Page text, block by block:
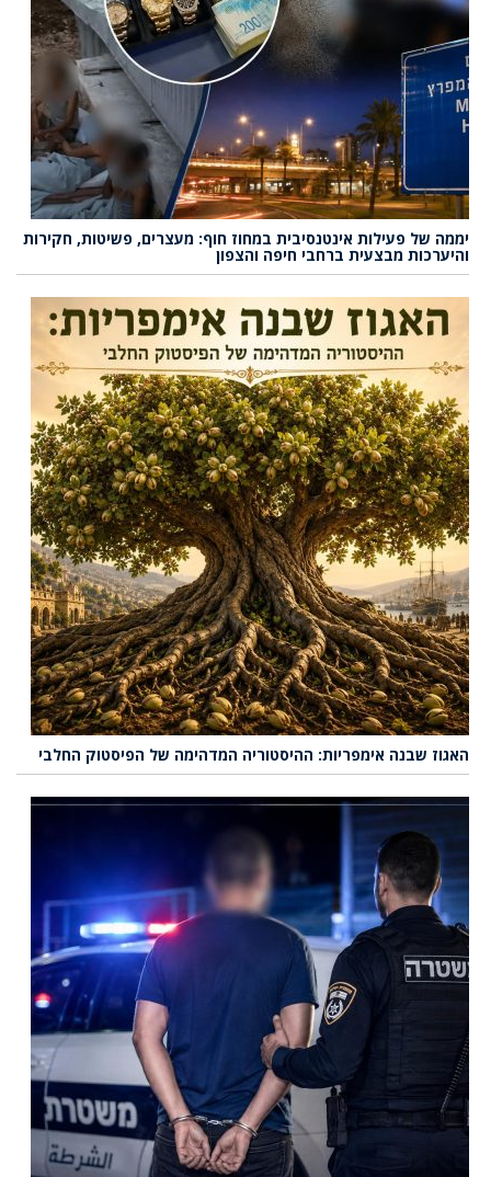
יממה של פעילות אינטנסיבית במחוז חוף: מעצרים, פשיטות, חקירות
והיערכות מבצעית ברחבי חיפה והצפון
האגוז שבנה אימפריות: ההיסטוריה המדהימה של הפיסטוק החלבי